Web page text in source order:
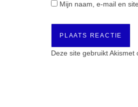
Mijn naam, e-mail en
Deze site gebruikt Akismet